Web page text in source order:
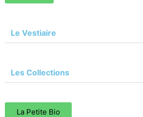
Le Vestiaire
Les Collections
La Petite Bio